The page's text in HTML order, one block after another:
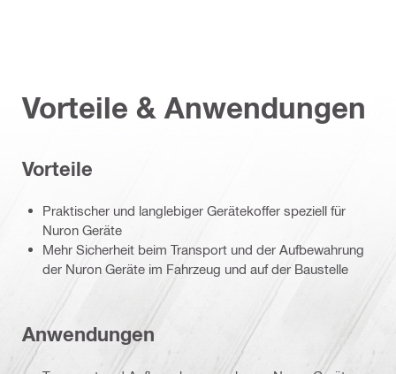
Vorteile & Anwendungen
Vorteile
Praktischer und langlebiger Gerätekoffer speziell für
Nuron Geräte
Mehr Sicherheit beim Transport und der Aufbewahrung
der Nuron Geräte im Fahrzeug und auf der Baustelle
Anwendungen